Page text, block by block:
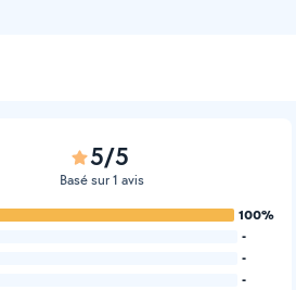
5/5
Basé sur 1 avis
100%
-
-
-